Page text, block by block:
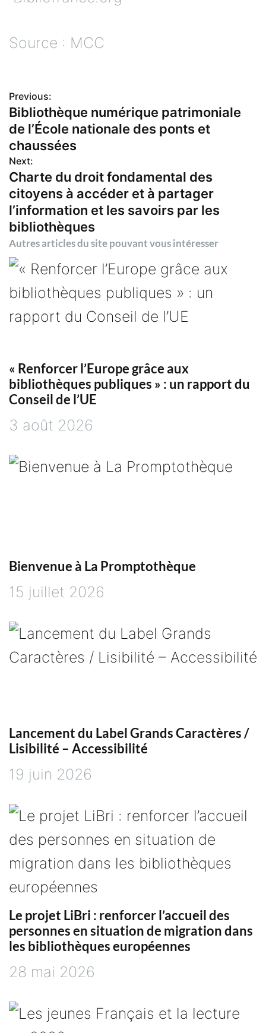
Source : MCC
N
a
v
i
g
a
t
i
n
d
r
t
i
c
Previous:
Bibliothèque numérique patrimoniale
de l’École nationale des ponts et
chaussées
Next:
Charte du droit fondamental des
citoyens à accéder et à partager
l’information et les savoirs par les
bibliothèques
Autres articles du site pouvant vous intéresser
« Renforcer l’Europe grâce aux
bibliothèques publiques » : un rapport du
Conseil de l’UE
3 août 2026
Bienvenue à La Promptothèque
15 juillet 2026
Lancement du Label Grands Caractères /
Lisibilité – Accessibilité
19 juin 2026
Le projet LiBri : renforcer l’accueil des
personnes en situation de migration dans
les bibliothèques européennes
28 mai 2026